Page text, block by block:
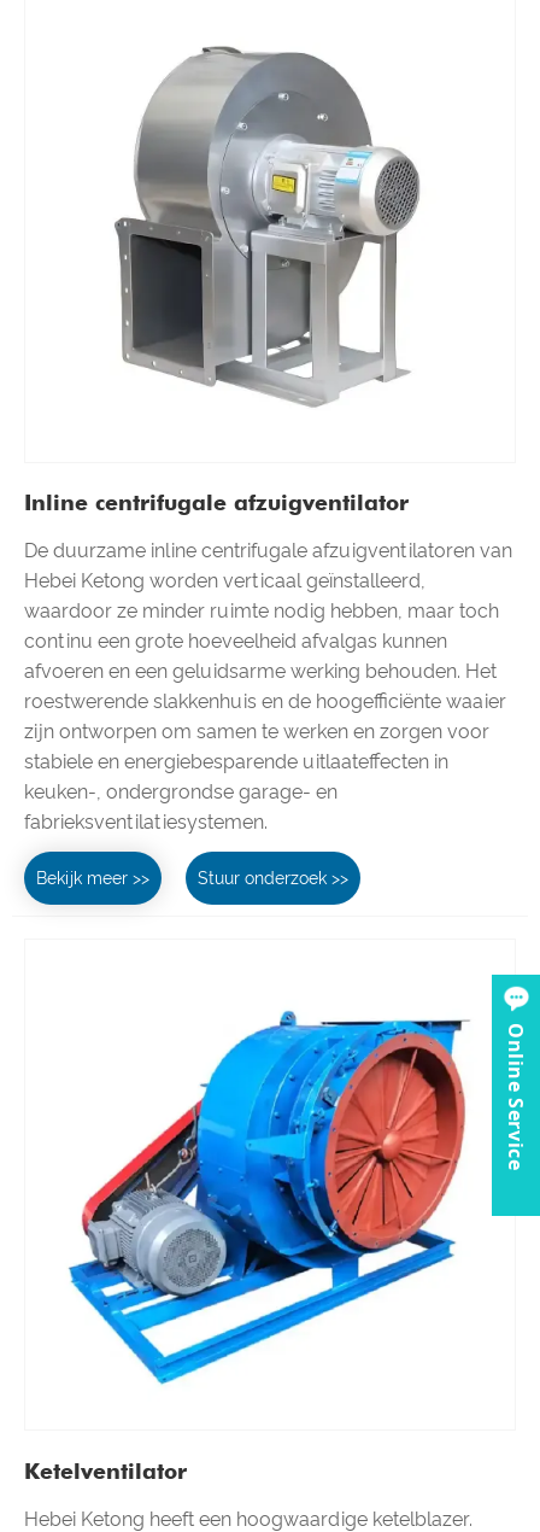
Inline centrifugale afzuigventilator
De duurzame inline centrifugale afzuigventilatoren van
Hebei Ketong worden verticaal geïnstalleerd,
waardoor ze minder ruimte nodig hebben, maar toch
continu een grote hoeveelheid afvalgas kunnen
afvoeren en een geluidsarme werking behouden. Het
roestwerende slakkenhuis en de hoogefficiënte waaier
zijn ontworpen om samen te werken en zorgen voor
stabiele en energiebesparende uitlaateffecten in
keuken-, ondergrondse garage- en
fabrieksventilatiesystemen.
Bekijk meer >> Stuur onderzoek >>
Ketelventilator
Hebei Ketong heeft een hoogwaardige ketelblazer.
Online Service